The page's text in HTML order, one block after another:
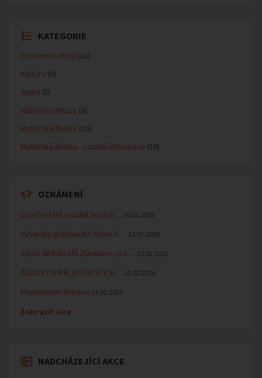
KATEGORIE
Oznámení obce (10)
Kultůra (0)
Sport (0)
Hlášení rozhlasu (0)
Mateřská školka (55)
Mateřská školka - ostatní informace (10)
OZNÁMENÍ
Uzavření MŠ v době letních… 16.06.2026
Výsledky přijímacího řízení k… 23.03.2026
Zápis dětí do MŠ Zlámanec pro… 25.02.2026
ŽÁDOST O PŘIJETÍ DÍTĚTE K… 25.02.2026
Planetárium Morava 23.02.2026
Zobrazit více
NADCHÁZEJÍCÍ AKCE